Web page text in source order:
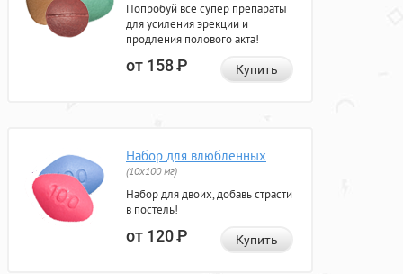
Попробуй все супер препараты
для усиления эрекции и
продления полового акта!
от 158Р Купить
Набор для влюбленных
(10х100 мг)
Набор для двоих, добавь страсти
в постель!
от 120Р Купить